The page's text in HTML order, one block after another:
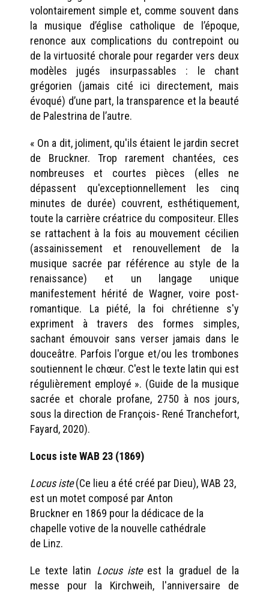
volontairement simple et, comme souvent dans
la musique d’église catholique de l’époque,
renonce aux complications du contrepoint ou
de la virtuosité chorale pour regarder vers deux
modèles jugés insurpassables : le chant
grégorien (jamais cité ici directement, mais
évoqué) d’une part, la transparence et la beauté
de Palestrina de l’autre.
« On a dit, joliment, qu'ils étaient le jardin secret
de Bruckner. Trop rarement chantées, ces
nombreuses et courtes pièces (elles ne
dépassent qu'exceptionnellement les cinq
minutes de durée) couvrent, esthétiquement,
toute la carrière créatrice du compositeur. Elles
se rattachent à la fois au mouvement cécilien
(assainissement et renouvellement de la
musique sacrée par référence au style de la
renaissance) et un langage unique
manifestement hérité de Wagner, voire post-
romantique. La piété, la foi chrétienne s'y
expriment à travers des formes simples,
sachant émouvoir sans verser jamais dans le
douceâtre. Parfois l'orgue et/ou les trombones
soutiennent le chœur. C'est le texte latin qui est
régulièrement employé ». (Guide de la musique
sacrée et chorale profane, 2750 à nos jours,
sous la direction de François- René Tranchefort,
Fayard, 2020).
Locus iste WAB 23 (1869)
Locus iste(Ce lieu a été créé par Dieu), WAB 23,
est un motet composé par Anton
Bruckner en 1869 pour la dédicace de la
chapelle votive de la nouvelle cathédrale
de Linz.
Le texte latin Locus isteest la graduel de la
messe pour la Kirchweih, l'anniversaire de